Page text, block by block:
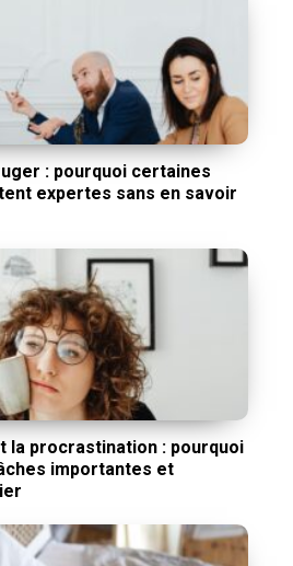
: pourquoi certaines
expertes sans en savoir
la procrastination : pourquoi
importantes et